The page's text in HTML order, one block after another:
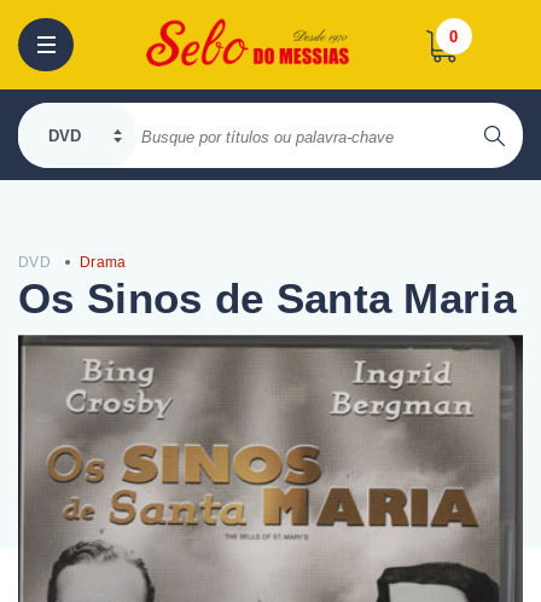
0
DVD Drama
Os Sinos de Santa Maria